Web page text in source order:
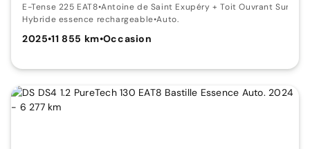
E-Tense 225 EAT8•Antoine de Saint Exupéry + Toit Ouvrant
Hybride essence rechargeable•Auto.
2025•11 855 km•Occasion